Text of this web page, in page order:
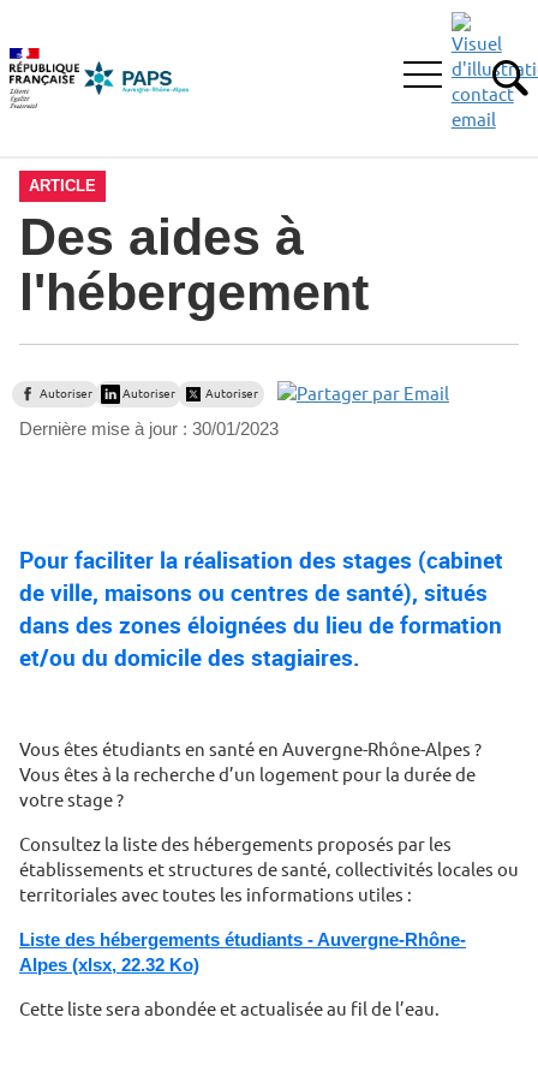
la
recherche
menu
principal,
contenu
Ouvrir
ARTICLE
Des aides à
l'hébergement
Autoriser Autoriser Autoriser
Dernière mise à jour : 30/01/2023
Pour faciliter la réalisation des stages (cabinet
de ville, maisons ou centres de santé), situés
dans des zones éloignées du lieu de formation
et/ou du domicile des stagiaires.
Vous êtes étudiants en santé en Auvergne-Rhône-Alpes ?
Vous êtes à la recherche d’un logement pour la durée de
votre stage ?
Consultez la liste des hébergements proposés par les
établissements et structures de santé, collectivités locales ou
territoriales avec toutes les informations utiles :
Liste des hébergements étudiants - Auvergne-Rhône-
Alpes (xlsx, 22.32 Ko)
Cette liste sera abondée et actualisée au fil de l’eau.